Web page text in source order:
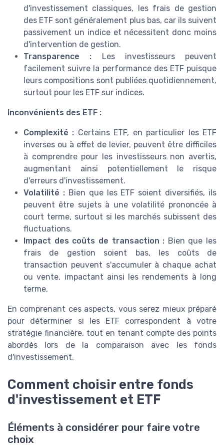
d'investissement classiques, les frais de gestion
des ETF sont généralement plus bas, car ils suivent
passivement un indice et nécessitent donc moins
d'intervention de gestion.
Transparence : Les investisseurs peuvent
facilement suivre la performance des ETF puisque
leurs compositions sont publiées quotidiennement,
surtout pour les ETF sur indices.
Inconvénients des ETF :
Complexité : Certains ETF, en particulier les ETF
inverses ou à effet de levier, peuvent être difficiles
à comprendre pour les investisseurs non avertis,
augmentant ainsi potentiellement le risque
d'erreurs d'investissement.
Volatilité :Bien que les ETF soient diversifiés, ils
peuvent être sujets à une volatilité prononcée à
court terme, surtout si les marchés subissent des
fluctuations.
Impact des coûts de transaction : Bien que les
frais de gestion soient bas, les coûts de
transaction peuvent s'accumuler à chaque achat
ou vente, impactant ainsi les rendements à long
terme.
En comprenant ces aspects, vous serez mieux préparé
pour déterminer si les ETF correspondent à votre
stratégie financière, tout en tenant compte des points
abordés lors de la comparaison avec les fonds
d'investissement.
Comment choisir entre fonds
d'investissement et ETF
Éléments à considérer pour faire votre
choix